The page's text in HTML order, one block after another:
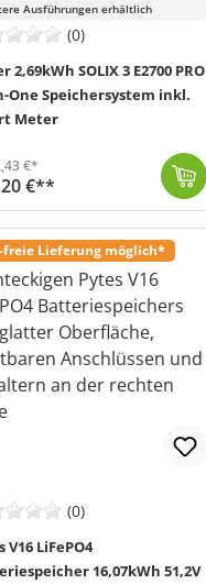
Ausführungen erhältlich
(0)
2,69kWh SOLIX 3 E2700 PRO
One Speichersystem inkl.
Meter
€*
€**
freie Lieferung möglich*
(0)
V16 LiFePO4
16,07kWh 51,2V